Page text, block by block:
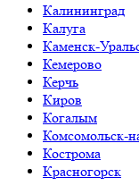
Калининград
Калуга
Каменск-
Кемерово
Керчь
Киров
Когалым
Комсомольск-
Кострома
Красногорск